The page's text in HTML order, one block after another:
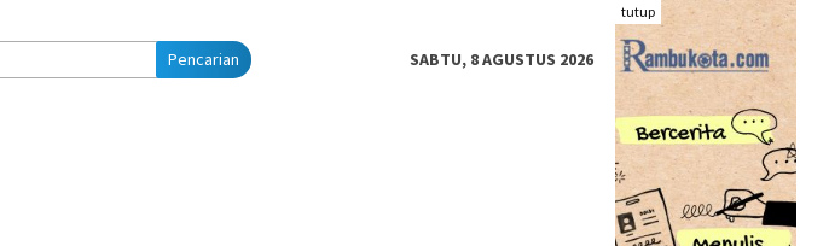
tutup
Pencarian SABTU, 8 AGUSTUS 2026